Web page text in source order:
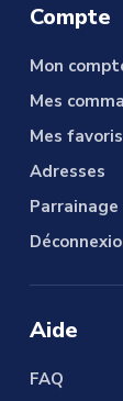
Compte
Mon
Mes
Mes favoris
Adresses
Parrainage
Aide
FAQ